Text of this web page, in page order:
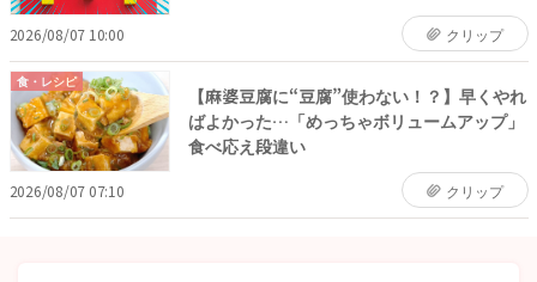
2026/08/07 10:00 クリップ
食・レシピ
【麻婆豆腐に“豆腐”使わない！？】早くやれ
ばよかった…「めっちゃボリュームアップ」
食べ応え段違い
2026/08/07 07:10 クリップ